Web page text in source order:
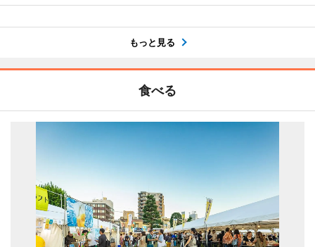
もっと見る
食べる